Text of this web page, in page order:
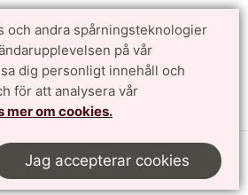
och andra spårningsteknologier
på vår
dig personligt innehåll och
för att analysera vår
mer om cookies.
Jag accepterar cookies
Sök
i korthet